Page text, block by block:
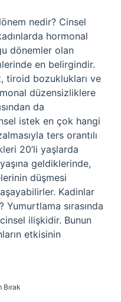
nedir? Cinsel
hormonal
dönemler olan
en belirgindir.
tiroid bozuklukları ve
düzensizliklere
da
istek en çok hangi
ters orantılı
20’li yaşlarda
geldiklerinde,
düşmesi
Kadinlar
sırasında
ilişkidir. Bunun
etkisinin
Bırak